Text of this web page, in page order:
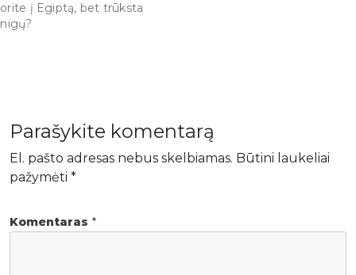
į Egiptą, bet trūksta
Parašykite komentarą
El. pašto adresas nebus skelbiamas. Būtini laukeliai
pažymėti *
Komentaras *